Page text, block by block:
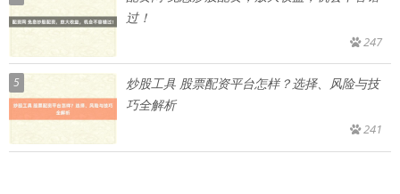
过！
247
5
炒股工具 股票配资平台怎样？选择、风险与技
巧全解析
241